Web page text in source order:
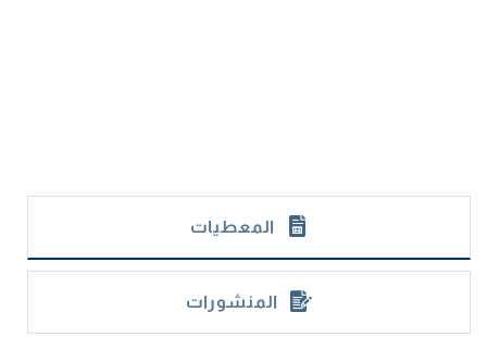
المعطيات
المنشورات